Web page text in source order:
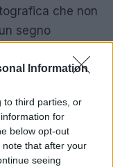
Information
to third parties, or
for
below opt-out
that after your
seeing
che non
segno
che ci
con i tuoi
importanti sono